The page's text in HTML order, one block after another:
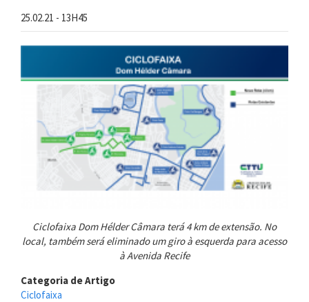
Pedaláveis
25.02.21 - 13H45
Ciclofaixa Dom Hélder Câmara terá 4 km de extensão. No
local, também será eliminado um giro à esquerda para acesso
à Avenida Recife
Categoria de Artigo
Ciclofaixa